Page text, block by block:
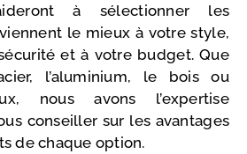
à sélectionner les
le mieux à votre style,
et à votre budget. Que
l’aluminium, le bois ou
nous avons l’expertise
conseiller sur les avantages
de chaque option.